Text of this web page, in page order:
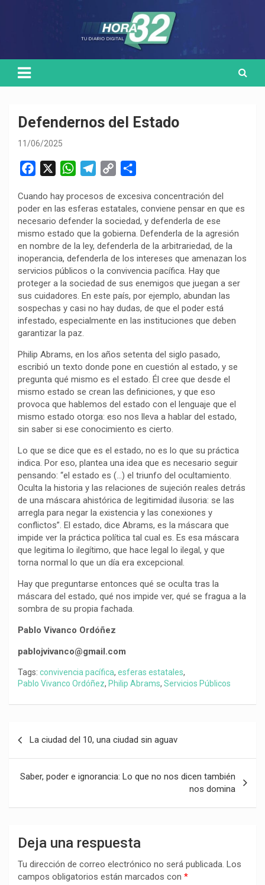
Defendernos del Estado
11/06/2025
c
e
b
o
o
k
W
a
t
s
A
p
p
l
e
g
r
a
m
p
y
L
i
n
k
m
p
a
r
t
i
r
Cuando hay procesos de excesiva concentración del
poder en las esferas estatales, conviene pensar en que es
necesario defender la sociedad, y defenderla de ese
mismo estado que la gobierna. Defenderla de la agresión
en nombre de la ley, defenderla de la arbitrariedad, de la
inoperancia, defenderla de los intereses que amenazan los
servicios públicos o la convivencia pacífica. Hay que
proteger a la sociedad de sus enemigos que juegan a ser
sus cuidadores. En este país, por ejemplo, abundan las
sospechas y casi no hay dudas, de que el poder está
infestado, especialmente en las instituciones que deben
garantizar la paz.
Philip Abrams, en los años setenta del siglo pasado,
escribió un texto donde pone en cuestión al estado, y se
pregunta qué mismo es el estado. Él cree que desde el
mismo estado se crean las definiciones, y que eso
provoca que hablemos del estado con el lenguaje que el
mismo estado otorga: eso nos lleva a hablar del estado,
sin saber si ese conocimiento es cierto.
Lo que se dice que es el estado, no es lo que su práctica
indica. Por eso, plantea una idea que es necesario seguir
pensando: “el estado es (…) el triunfo del ocultamiento.
Oculta la historia y las relaciones de sujeción reales detrás
de una máscara ahistórica de legitimidad ilusoria: se las
arregla para negar la existencia y las conexiones y
conflictos”. El estado, dice Abrams, es la máscara que
impide ver la práctica política tal cual es. Es esa máscara
que legitima lo ilegítimo, que hace legal lo ilegal, y que
torna normal lo que un día era excepcional.
Hay que preguntarse entonces qué se oculta tras la
máscara del estado, qué nos impide ver, qué se fragua a la
sombra de su propia fachada.
Pablo Vivanco Ordóñez
pablojvivanco@gmail.com
Tags: convivencia pacífica, esferas estatales,
Pablo Vivanco Ordóñez, Philip Abrams, Servicios Públicos
entradas
La ciudad del 10, una ciudad sin aguav
Saber, poder e ignorancia: Lo que no nos dicen también
nos domina
Deja una respuesta
Tu dirección de correo electrónico no será publicada. Los
campos obligatorios están marcados con *